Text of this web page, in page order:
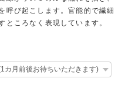
呼び起こします。官能的で繊細
ところなく表現しています。